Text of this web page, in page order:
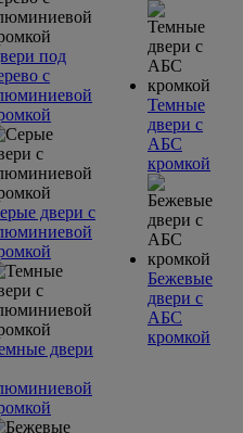
под
с
двери с
двери
Темные
двери с
АБС
кромкой
Бежевые
двери с
АБС
кромкой